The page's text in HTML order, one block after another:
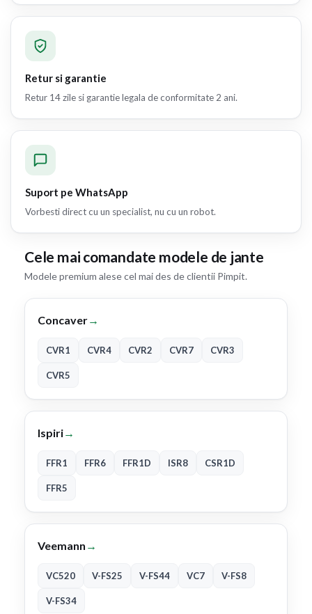
Retur si garantie
Retur 14 zile si garantie legala de conformitate 2 ani.
Suport pe WhatsApp
Vorbesti direct cu un specialist, nu cu un robot.
Cele mai comandate modele de jante
Modele premium alese cel mai des de clientii Pimpit.
Concaver→
CVR1 CVR4 CVR2 CVR7 CVR3
CVR5
Ispiri→
FFR1 FFR6 FFR1D ISR8 CSR1D
FFR5
Veemann →
VC520 V-FS25 V-FS44 VC7 V-FS8
V-FS34